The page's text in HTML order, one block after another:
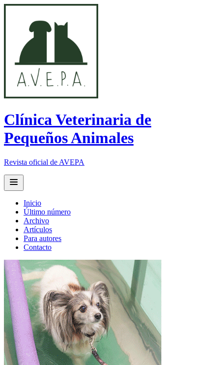
Clínica Veterinaria de
Pequeños Animales
Revista oficial de AVEPA
Open main menu
Inicio
Último número
Archivo
Artículos
Para autores
Contacto